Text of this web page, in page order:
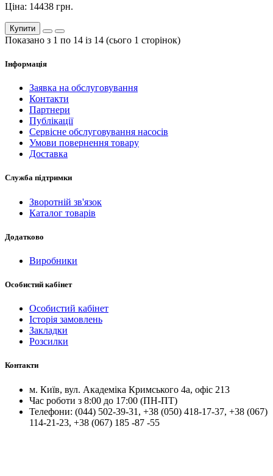
Ціна: 14438 грн.
Купити
Показано з 1 по 14 із 14 (сього 1 сторінок)
Інформація
Заявка на обслуговування
Контакти
Партнери
Публікації
Сервісне обслуговування насосів
Умови повернення товару
Доставка
Служба підтримки
Зворотній зв'язок
Каталог товарів
Додатково
Виробники
Особистий кабінет
Особистий кабінет
Історія замовлень
Закладки
Розсилки
Контакти
м. Київ, вул. Академіка Кримського 4а, офіс 213
Час роботи з 8:00 до 17:00 (ПН-ПТ)
Телефони: (044) 502-39-31 , +38 (050) 418-17-37, +38 (067)
114-21-23, +38 (067) 185 -87 -55